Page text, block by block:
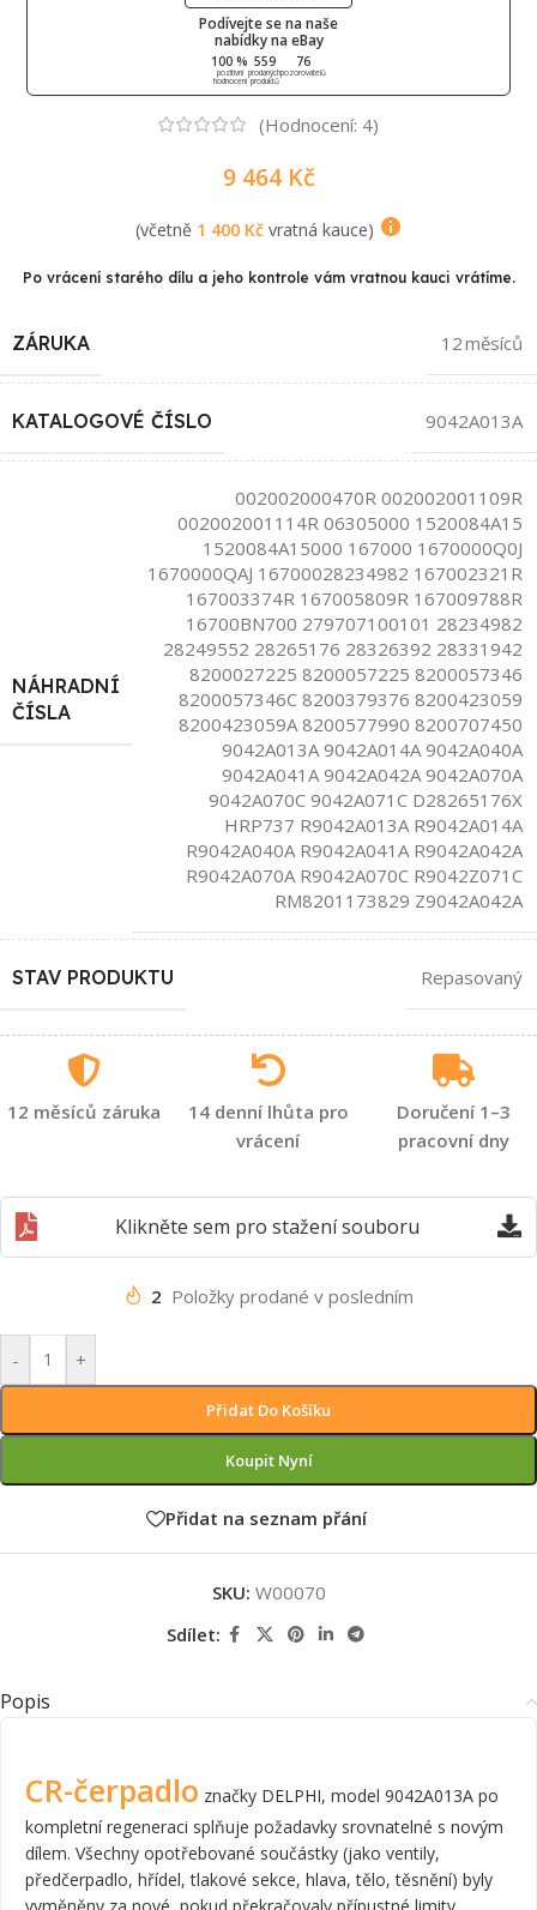
Podívejte se na naše
nabídky na eBay
100 %
pozitivní
hodnocení
559
prodaných
produktů
76
pozorovatelů
(Hodnocení: 4)
9 464 Kč
(včetně 1 400 Kčvratná kauce)
Po vrácení starého dílu a jeho kontrole vám vratnou kauci vrátíme.
ZÁRUKA 12 měsíců
KATALOGOVÉ ČÍSLO 9042A013A
NÁHRADNÍ
ČÍSLA
002002000470R 002002001109R
002002001114R 06305000 1520084A15
1520084A15000 167000 1670000Q0J
1670000QAJ 16700028234982 167002321R
167003374R 167005809R 167009788R
16700BN700 279707100101 28234982
28249552 28265176 28326392 28331942
8200027225 8200057225 8200057346
8200057346C 8200379376 8200423059
8200423059A 8200577990 8200707450
9042A013A 9042A014A 9042A040A
9042A041A 9042A042A 9042A070A
9042A070C 9042A071C D28265176X
HRP737 R9042A013A R9042A014A
R9042A040A R9042A041A R9042A042A
R9042A070A R9042A070C R9042Z071C
RM8201173829 Z9042A042A
STAV PRODUKTU Repasovaný
12 měsíců záruka
14 denní lhůta pro
vrácení
Doručení 1–3
pracovní dny
Klikněte sem pro stažení souboru
2 Položky prodané v posledním
- +
Přidat Do Košíku
Koupit Nyní
Přidat na seznam přání
SKU: W00070
Sdílet:
Popis
CR-čerpadlo značky DELPHI, model 9042A013A po
kompletní regeneraci splňuje požadavky srovnatelné s novým
dílem. Všechny opotřebované součástky (jako ventily,
předčerpadlo, hřídel, tlakové sekce, hlava, tělo, těsnění) byly
vyměněny za nové, pokud překračovaly přípustné limity